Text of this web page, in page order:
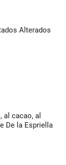
Alterados
al cacao, al
De la Espriella